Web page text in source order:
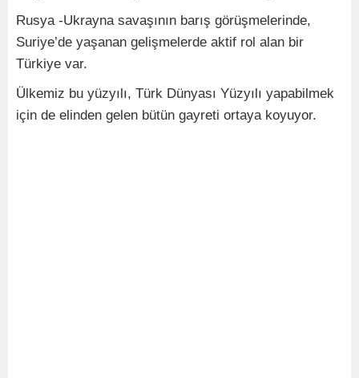
Rusya -Ukrayna savaşının barış görüşmelerinde,
Suriye’de yaşanan gelişmelerde aktif rol alan bir
Türkiye var.
Ülkemiz bu yüzyılı, Türk Dünyası Yüzyılı yapabilmek
için de elinden gelen bütün gayreti ortaya koyuyor.